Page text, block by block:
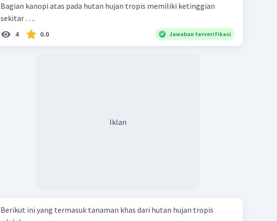
Bagian kanopi atas pada hutan hujan tropis memiliki ketinggian
sekitar ….
4 0.0 Jawaban terverifikasi
Iklan
Berikut ini yang termasuk tanaman khas dari hutan hujan tropis